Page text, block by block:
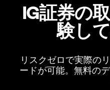
IG証券の
験し
リスクゼロで実際の
ードが可能。無料の